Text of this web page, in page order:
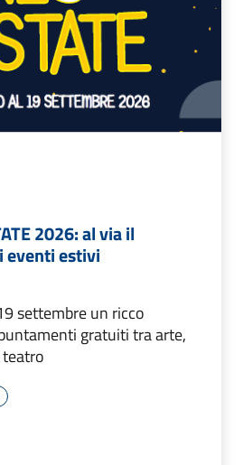
2026: al via il
eventi estivi
settembre un ricco
gratuiti tra arte,